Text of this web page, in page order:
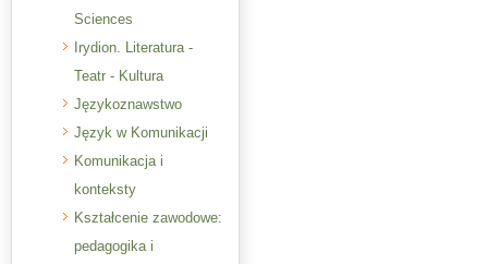
Sciences
Irydion. Literatura -
Teatr - Kultura
Językoznawstwo
Język w Komunikacji
Komunikacja i
konteksty
Kształcenie zawodowe:
pedagogika i